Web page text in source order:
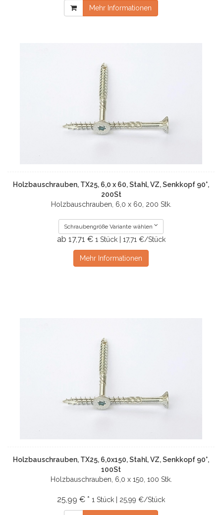
Mehr Informationen
Holzbauschrauben, TX25, 6,0 x 60, Stahl, VZ, Senkkopf 90°,
200St
Holzbauschrauben, 6,0 x 60, 200 Stk.
Schraubengröße Variante wählen
ab 17,71 € 1 Stück | 17,71 €/Stück
Mehr Informationen
Holzbauschrauben, TX25, 6,0x150, Stahl, VZ, Senkkopf 90°,
100St
Holzbauschrauben, 6,0 x 150, 100 Stk.
25,99 € * 1 Stück | 25,99 €/Stück